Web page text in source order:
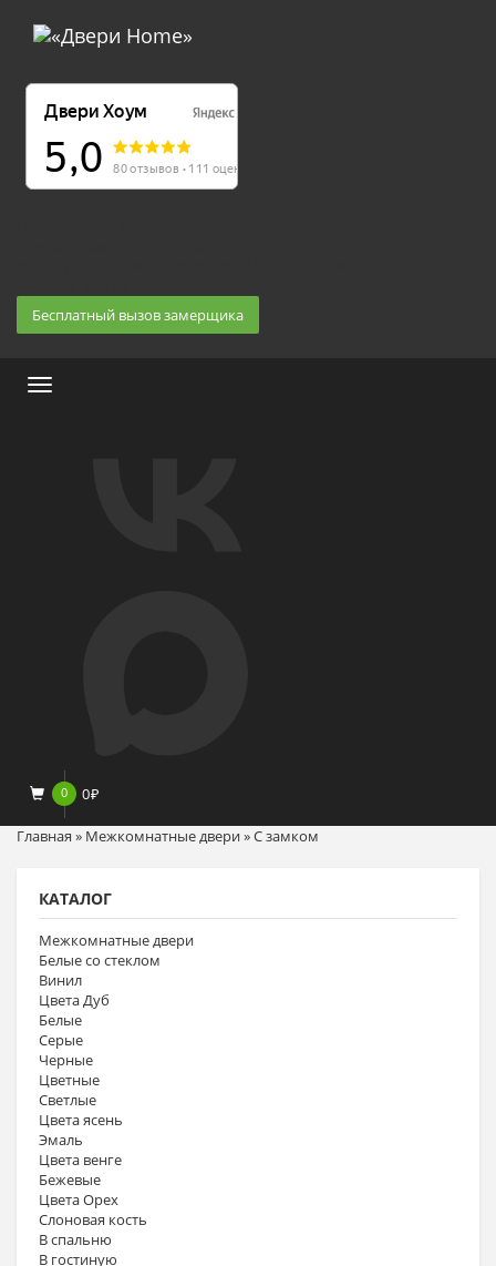
Бесплатный вызов замерщика
Меню
0 0₽
Главная » Межкомнатные двери»С замком
КАТАЛОГ
Межкомнатные двери
Белые со стеклом
Винил
Цвета Дуб
Белые
Серые
Черные
Цветные
Светлые
Цвета ясень
Эмаль
Цвета венге
Бежевые
Цвета Орех
Слоновая кость
В спальню
В гостиную